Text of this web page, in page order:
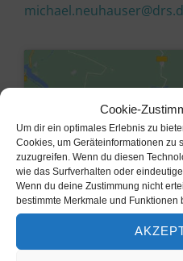
Cookie-
Um dir ein optimales Erlebnis zu
Cookies, um Geräteinformationen zu
zuzugreifen. Wenn du diesen
wie das Surfverhalten oder
Wenn du deine Zustimmung nicht
bestimmte Merkmale und Funktionen
Klicke hier, um